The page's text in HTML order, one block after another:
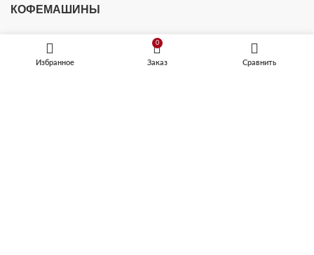
КОФЕМАШИНЫ
Встраиваемые кофемашины
Кофемашины автоматические
Избранное
0
Заказ Сравнить